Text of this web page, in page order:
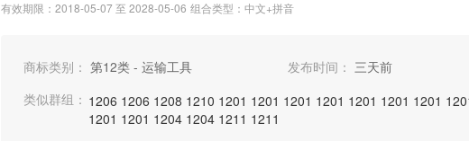
有效期限：2018-05-07 至 2028-05-06 组合类型：中文+拼音
商标类别： 第12类 - 运输工具 发布时间： 三天前
类似群组： 1206 1206 1208 1210 1201 1201 1201 1201 1201 1201 1201
1201 1201 1204 1204 1211 1211